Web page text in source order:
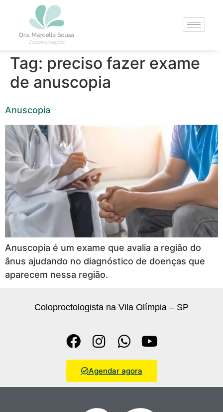
Tag: preciso fazer exame
de anuscopia
Anuscopia
Anuscopia é um exame que avalia a região do
ânus ajudando no diagnóstico de doenças que
aparecem nessa região.
Coloproctologista na Vila Olímpia – SP
Agendar agora